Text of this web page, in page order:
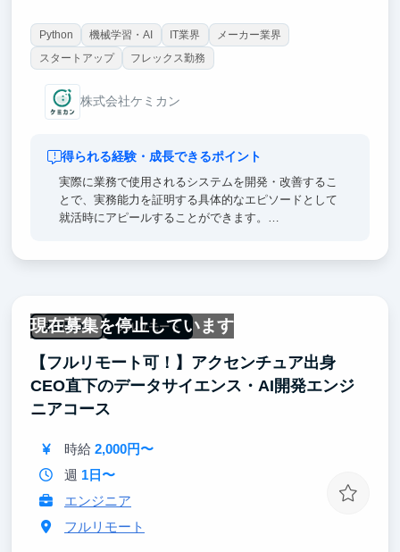
Python 機械学習・AI IT業界
メーカー業界
スタートアップ
フレックス勤務
株式会社ケミカン
得られる経験・成長できるポイント
実際に業務で使用されるシステムを開発・改善するこ
とで、実務能力を証明する具体的なエピソードとして
就活時にアピールすることができます。
現在募集を停止しています
未経験OK フルリモート
【フルリモート可！】アクセンチュア出身
CEO直下のデータサイエンス・AI開発エンジ
ニアコース
時給 2,000円〜
週 1日〜
エンジニア
フルリモート